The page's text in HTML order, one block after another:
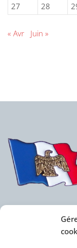
27
28
« Avr Juin »
Politique des